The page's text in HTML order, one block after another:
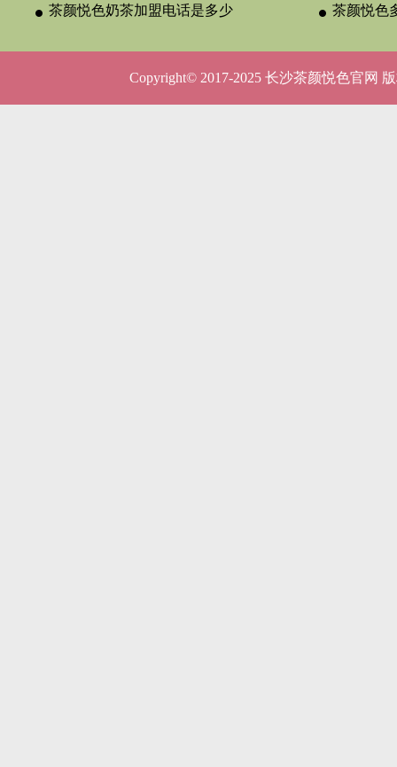
与合作类型 晚吗？
茶颜悦色奶茶加盟电话是多少 茶颜悦色
Copyright© 2017-2025 长沙茶颜悦色官网